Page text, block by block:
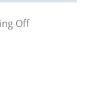
Off